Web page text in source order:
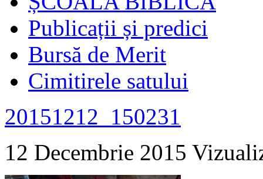
Publicații și predici
Bursă de Merit
Cimitirele satului
20151212_150231
12 Decembrie 2015